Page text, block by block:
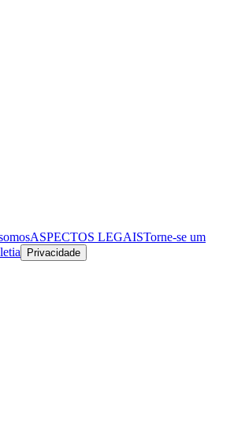
ASPECTOS LEGAISTorne-se um
Privacidade